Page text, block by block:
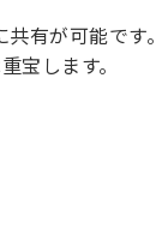
有が可能です。
宝します。